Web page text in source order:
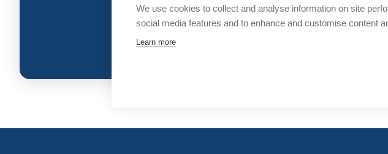
We use cookies to collect and analyse information on site
social media features and to enhance and customise content
Learn more